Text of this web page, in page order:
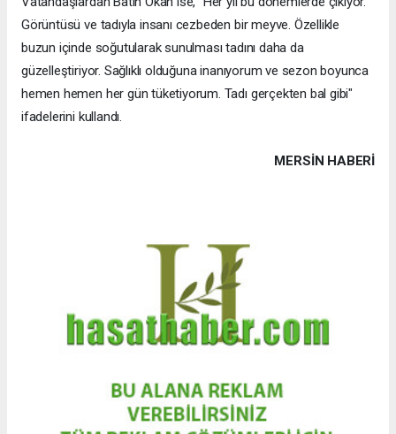
Görüntüsü ve tadıyla insanı cezbeden bir meyve. Özellikle
buzun içinde soğutularak sunulması tadını daha da
güzelleştiriyor. Sağlıklı olduğuna inanıyorum ve sezon boyunca
hemen hemen her gün tüketiyorum. Tadı gerçekten bal gibi"
ifadelerini kullandı.
MERSIN HABERİ